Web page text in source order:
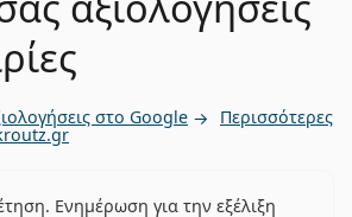
στο Google Περισσότερες
Ενημέρωση για την εξέλιξη